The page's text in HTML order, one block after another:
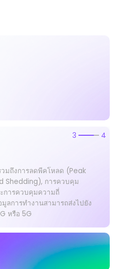
มถึงการลดพีคโหลด (Peak
Shedding), การควบคุม
การควบคุมความถี่
ลการทำงานสามารถส่งไปยัง
หรือ 5G
3 4